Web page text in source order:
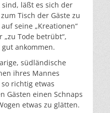
läßt es sich der
Tisch der Gäste zu
seine „Kreationen“
Tode betrübt“,
ankommen.
südländische
ihres Mannes
richtig etwas
Gästen einen Schnaps
etwas zu glätten.